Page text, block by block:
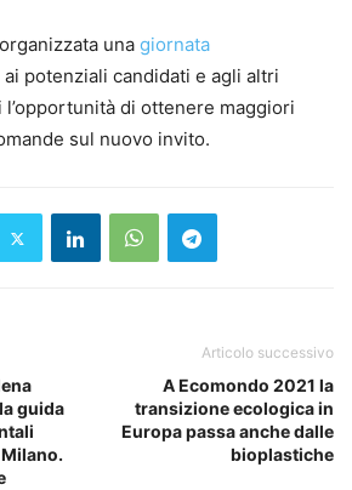
una giornata
ai potenziali candidati e agli altri
di ottenere maggiori
sul nuovo invito.
guida
Articolo successivo
A Ecomondo 2021 la
transizione ecologica in
Europa passa anche dalle
bioplastiche